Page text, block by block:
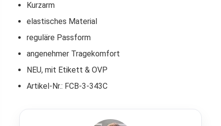
Kurzarm
elastisches Material
reguläre Passform
angenehmer Tragekomfort
NEU, mit Etikett & OVP
Artikel-Nr.: FCB-3-343C